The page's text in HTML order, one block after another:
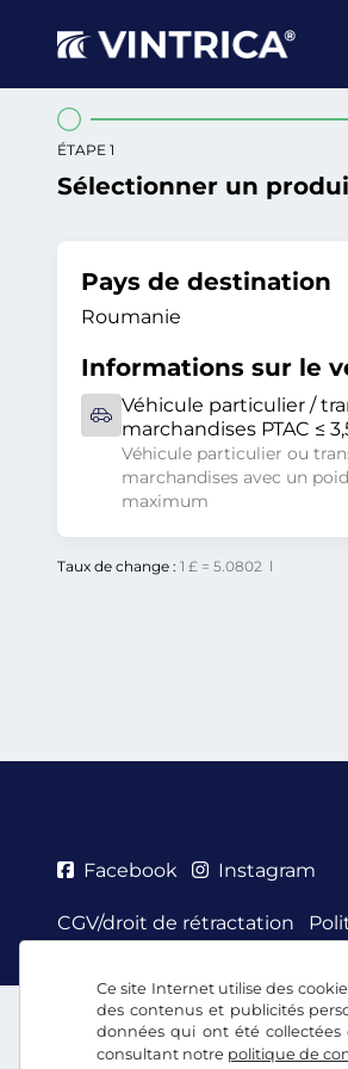
Ce site Internet utilise des
des contenus et publicités
données qui ont été collectées
consultant notre politique de
ÉTAPE 1
Sélectionner un
Pays de destination
Roumanie
Informations sur le
Véhicule particulier /
marchandises PTAC ≤
Véhicule particulier ou
marchandises avec un
maximum
Taux de change : 1 £ = 5.0802 l
Facebook Instagram
CGV/droit de rétractation